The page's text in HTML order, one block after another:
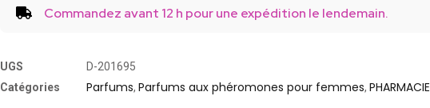
Commandez avant 12 h pour une expédition le lendemain.
UGS
D-201695
Catégories
Parfums, Parfums aux phéromones pour femmes, PHARMACIE